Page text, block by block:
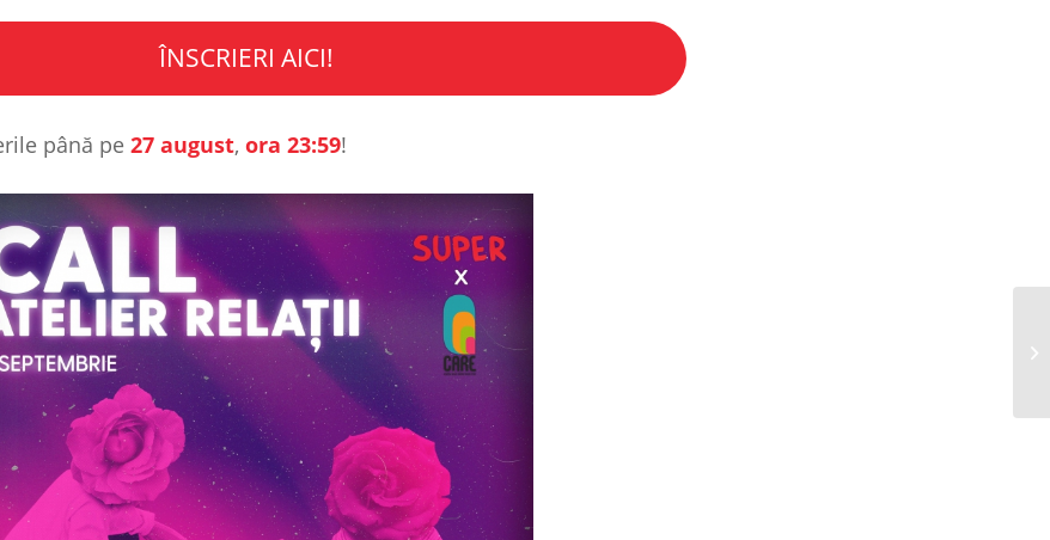
ÎNSCRIERI AICI!
până pe 27 august, ora 23:59!